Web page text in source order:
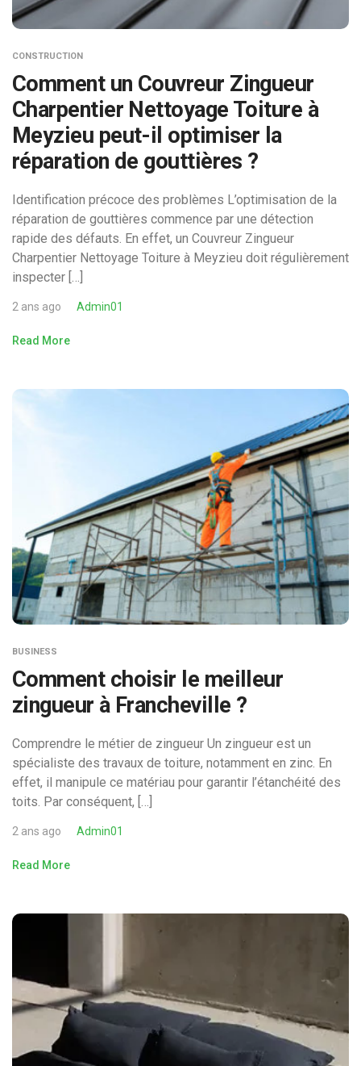
CONSTRUCTION
Comment un Couvreur Zingueur
Charpentier Nettoyage Toiture à
Meyzieu peut-il optimiser la
réparation de gouttières ?
Identification précoce des problèmes L’optimisation de la
réparation de gouttières commence par une détection
rapide des défauts. En effet, un Couvreur Zingueur
Charpentier Nettoyage Toiture à Meyzieu doit régulièrement
inspecter […]
2 ans ago Admin01
Read More
BUSINESS
Comment choisir le meilleur
zingueur à Francheville ?
Comprendre le métier de zingueur Un zingueur est un
spécialiste des travaux de toiture, notamment en zinc. En
effet, il manipule ce matériau pour garantir l’étanchéité des
toits. Par conséquent, […]
2 ans ago Admin01
Read More